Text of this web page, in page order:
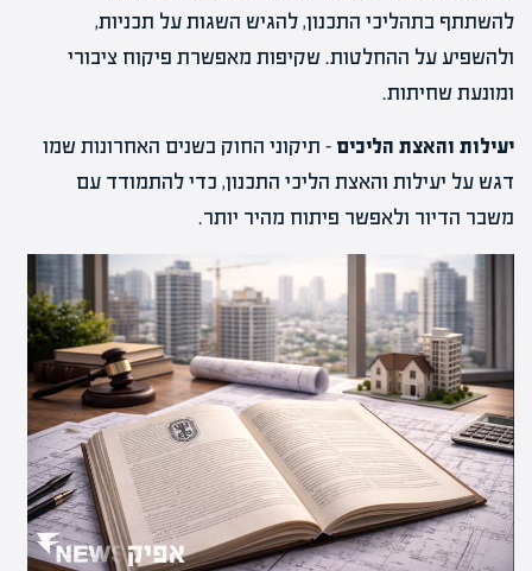
להשתתף בתהליכי התכנון, להגיש השגות על תכניות,
ולהשפיע על ההחלטות. שקיפות מאפשרת פיקוח ציבורי
ומונעת שחיתות.
יעילות והאצת הליכים – תיקוני החוק בשנים האחרונות שמו
דגש על יעילות והאצת הליכי התכנון, כדי להתמודד עם
משבר הדיור ולאפשר פיתוח מהיר יותר.